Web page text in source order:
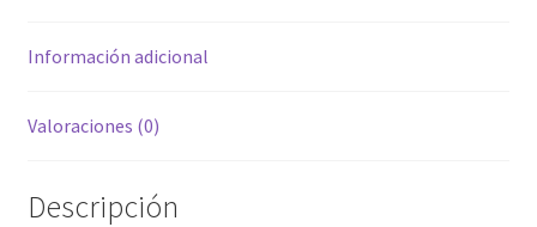
Información adicional
Valoraciones (0)
Descripción